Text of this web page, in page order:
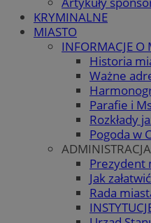
KRYMINALNE
MIASTO
INFORMACJE O
Historia
Ważne
Parafie i
Rozkłady
Pogoda w
ADMINISTRACJA
Prezydent
Jak
Rada